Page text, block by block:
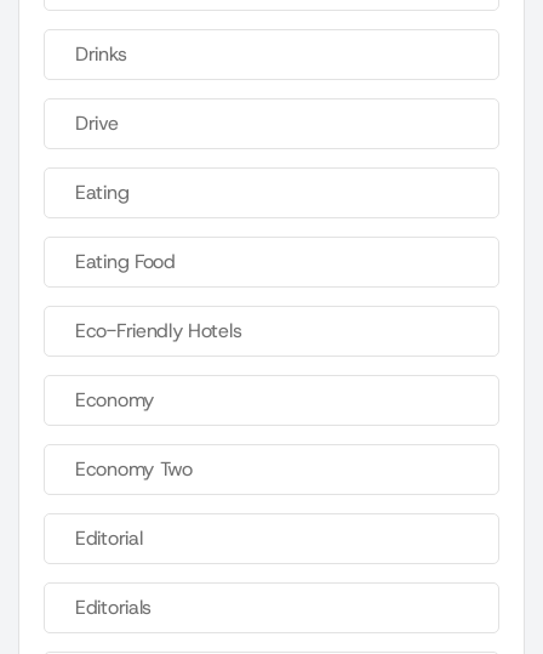
Drinks
Drive
Eating
Eating Food
Eco-Friendly Hotels
Economy
Economy Two
Editorial
Editorials